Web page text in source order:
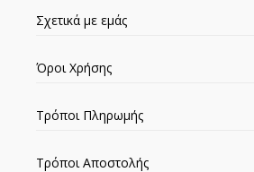
Σχετικά με εμάς
Όροι Χρήσης
Τρόποι Πληρωμής
Τρόποι Αποστολής